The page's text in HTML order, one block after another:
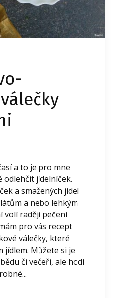
a to je pro mne
odlehčit jídelníček.
a smažených jídel
a nebo lehkým
volí raději pečení
pro vás recept
válečky, které
jídlem. Můžete si je
či večeři, ale hodí